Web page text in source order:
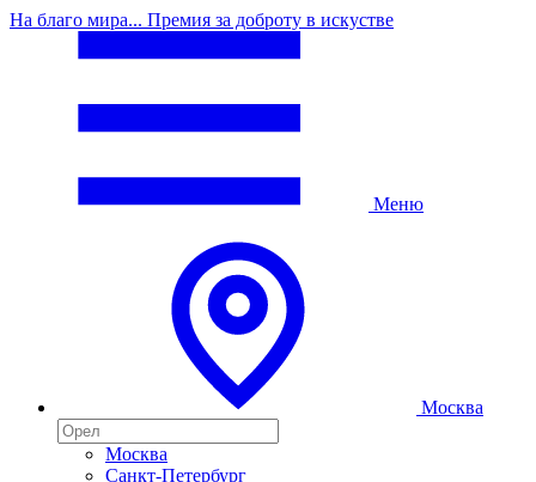
На благо мира... Премия за доброту в искустве
Меню
Москва
Москва
Санкт-Петербург